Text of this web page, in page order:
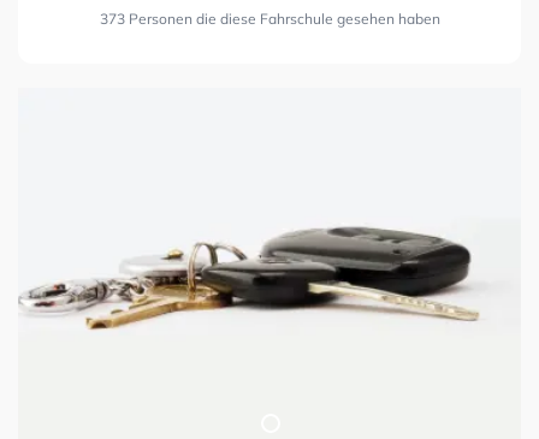
373 Personen die diese Fahrschule gesehen haben